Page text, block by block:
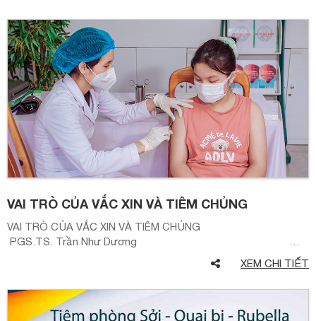
VAI TRÒ CỦA VẮC XIN VÀ TIÊM CHỦNG
VAI TRÒ CỦA VẮC XIN VÀ TIÊM CHỦNG
PGS.TS. Trần Như Dương …
XEM CHI TIẾT